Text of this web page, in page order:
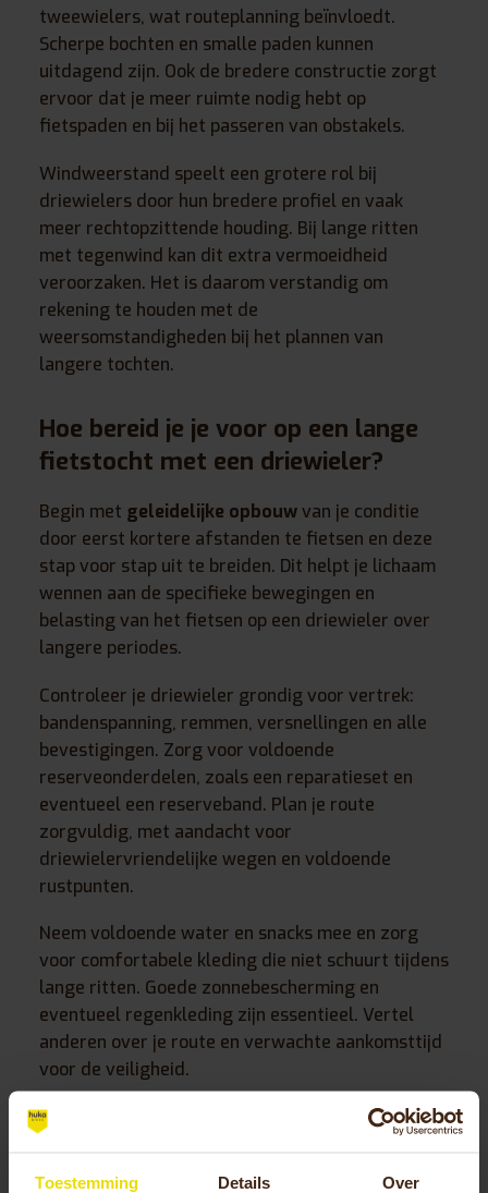
Toestemming Details Over
tweewielers, wat routeplanning beïnvloedt.
Scherpe bochten en smalle paden kunnen
uitdagend zijn. Ook de bredere constructie zorgt
ervoor dat je meer ruimte nodig hebt op
fietspaden en bij het passeren van obstakels.
Windweerstand speelt een grotere rol bij
driewielers door hun bredere profiel en vaak
meer rechtopzittende houding. Bij lange ritten
met tegenwind kan dit extra vermoeidheid
veroorzaken. Het is daarom verstandig om
rekening te houden met de
weersomstandigheden bij het plannen van
langere tochten.
Hoe bereid je je voor op een lange
fietstocht met een driewieler?
Begin met geleidelijke opbouwvan je conditie
door eerst kortere afstanden te fietsen en deze
stap voor stap uit te breiden. Dit helpt je lichaam
wennen aan de specifieke bewegingen en
belasting van het fietsen op een driewieler over
langere periodes.
Controleer je driewieler grondig voor vertrek:
bandenspanning, remmen, versnellingen en alle
bevestigingen. Zorg voor voldoende
reserveonderdelen, zoals een reparatieset en
eventueel een reserveband. Plan je route
zorgvuldig, met aandacht voor
driewielervriendelijke wegen en voldoende
rustpunten.
Neem voldoende water en snacks mee en zorg
voor comfortabele kleding die niet schuurt tijdens
lange ritten. Goede zonnebescherming en
eventueel regenkleding zijn essentieel. Vertel
anderen over je route en verwachte aankomsttijd
voor de veiligheid.
Welke eigenschappen van een